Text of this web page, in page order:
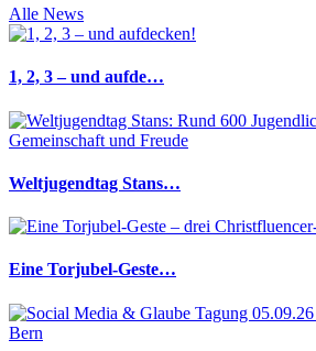
Alle News
1, 2, 3 – und aufde…
Weltjugendtag Stans…
Eine Torjubel-Geste…